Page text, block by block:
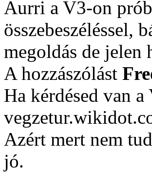
Aurri a V3-on
összebeszéléssel,
megoldás de jelen
A hozzászólást
Ha kérdésed van
Azért mert nem
jó.